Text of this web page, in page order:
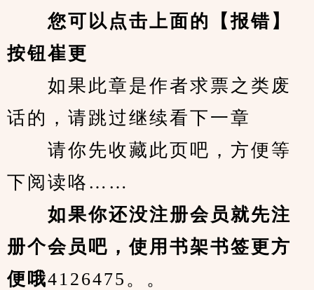
您可以点击上面的【报错】
按钮崔更
如果此章是作者求票之类废
话的，请跳过继续看下一章
请你先收藏此页吧，方便等
下阅读咯……
如果你还没注册会员就先注
册个会员吧，使用书架书签更方
便哦4126475。。